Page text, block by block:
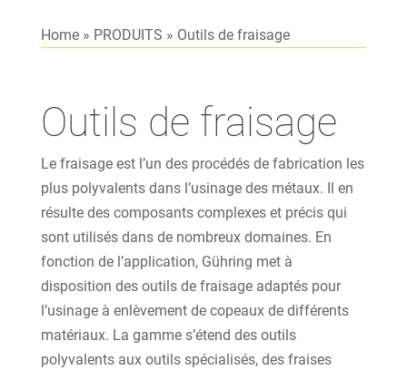
Home» PRODUITS » Outils de fraisage
Outils de fraisage
Le fraisage est l’un des procédés de fabrication les
plus polyvalents dans l’usinage des métaux. Il en
résulte des composants complexes et précis qui
sont utilisés dans de nombreux domaines. En
fonction de l’application, Gühring met à
disposition des outils de fraisage adaptés pour
l’usinage à enlèvement de copeaux de différents
matériaux. La gamme s’étend des outils
polyvalents aux outils spécialisés, des fraises